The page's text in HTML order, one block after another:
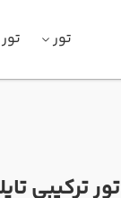
تور
تور ترکیبی